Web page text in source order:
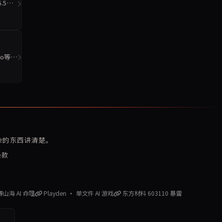
偏
等6
东西讲清楚。
海 AI 命理 Playden · 单文件 AI 游戏 东方材料 603110 暴雷